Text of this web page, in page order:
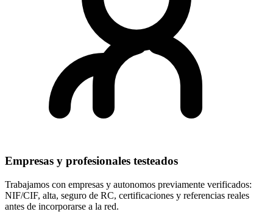
Empresas y profesionales testeados
Trabajamos con empresas y autonomos previamente verificados:
NIF/CIF, alta, seguro de RC, certificaciones y referencias reales
antes de incorporarse a la red.